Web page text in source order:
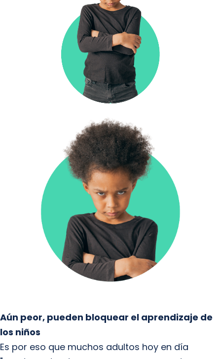
Aún peor, pueden bloquear el aprendizaje de
los niños
Es por eso que muchos adultos hoy en día